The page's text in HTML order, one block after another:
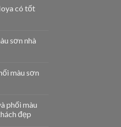
có tốt
sơn nhà
màu sơn
phối màu
đẹp